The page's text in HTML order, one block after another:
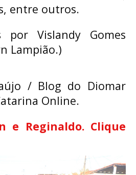
entre outros.
por Vislandy Gomes
Lampião.)
/ Blog do Diomar
Online.
e Reginaldo. Clique